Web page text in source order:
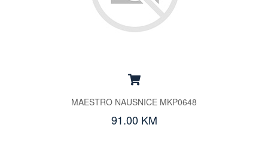
MAESTRO NAUSNICE MKP0648
91.00 KM